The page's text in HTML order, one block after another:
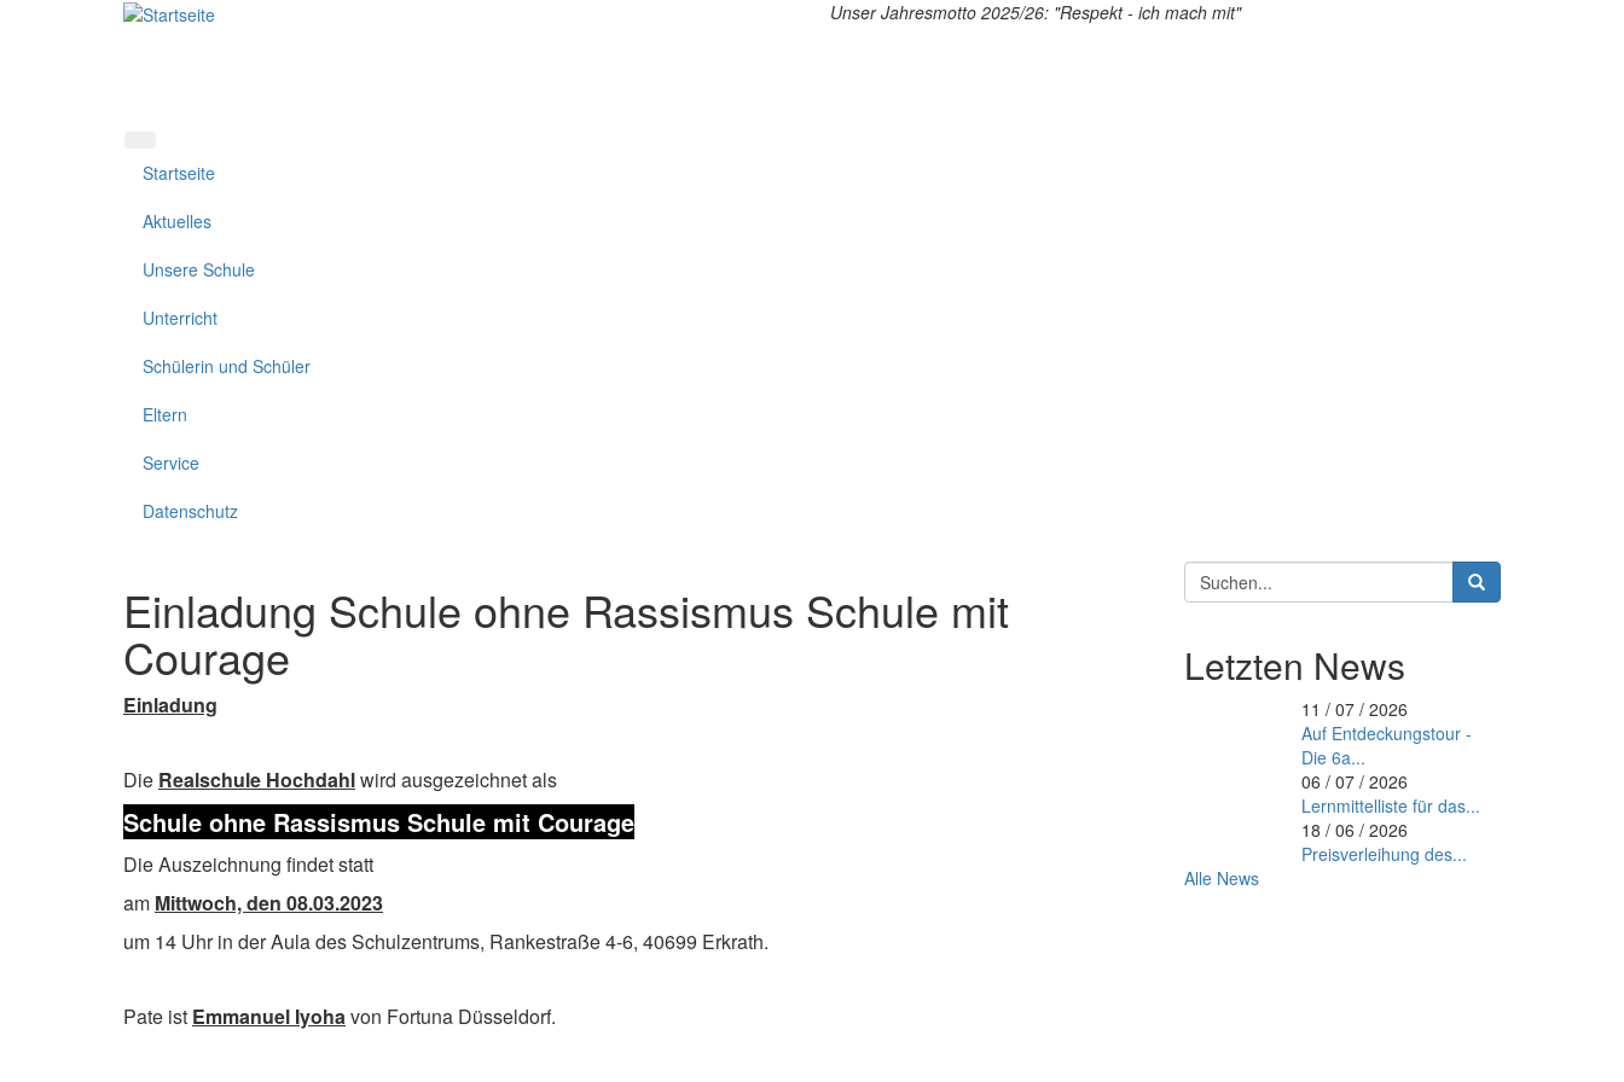
Unser Jahresmotto 2025/26: "Respekt - ich mach mit"
Startseite
Aktuelles
Unsere Schule
Unterricht
Schülerin und Schüler
Eltern
Service
Datenschutz
Einladung Schule ohne Rassismus Schule mit
Courage
Einladung
Die Realschule Hochdahlwird ausgezeichnet als
Schule ohne Rassismus Schule mit Courage
Die Auszeichnung findet statt
am Mittwoch, den 08.03.2023
um 14 Uhr in der Aula des Schulzentrums, Rankestraße 4-6, 40699 Erkrath.
Pate ist Emmanuel Iyohavon Fortuna Düsseldorf.
Suchformular
Letzten News
11 / 07 / 2026
Auf Entdeckungstour -
Die 6a...
06 / 07 / 2026
Lernmittelliste für das...
18 / 06 / 2026
Preisverleihung des...
Alle News